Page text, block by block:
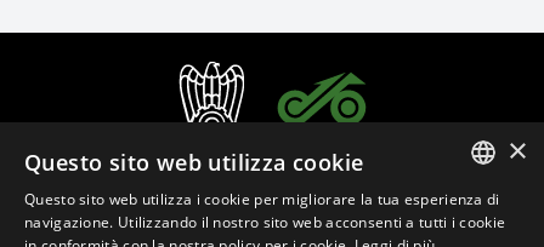
ITALIAN
×
Questo sito web utilizza cookie
Questo sito web utilizza i cookie per migliorare la tua esperienza di
navigazione. Utilizzando il nostro sito web acconsenti a tutti i cookie